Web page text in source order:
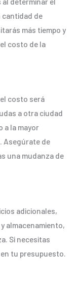
cantidad de
más tiempo y
costo de la
costo será
a otra ciudad
a la mayor
Asegúrate de
una mudanza de
adicionales,
almacenamiento,
Si necesitas
tu presupuesto.